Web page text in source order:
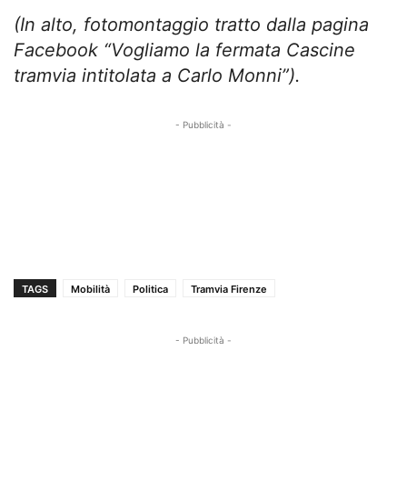
(In alto, fotomontaggio tratto dalla pagina
Facebook “Vogliamo la fermata Cascine
tramvia intitolata a Carlo Monni”).
- Pubblicità -
TAGS Mobilità Politica Tramvia Firenze
- Pubblicità -